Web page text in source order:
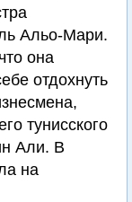
Альо-Мари.
она
отдохнуть
тунисского
Али. В
на